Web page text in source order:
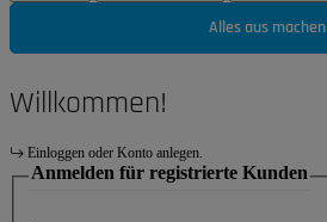
Alles aus machen
Willkommen!
Einloggen oder Konto anlegen.
Anmelden für registrierte Kunden